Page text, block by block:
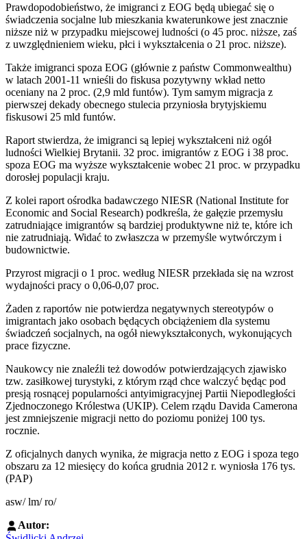
Prawdopodobieństwo, że imigranci z EOG będą ubiegać się o
świadczenia socjalne lub mieszkania kwaterunkowe jest znacznie
niższe niż w przypadku miejscowej ludności (o 45 proc. niższe, zaś
z uwzględnieniem wieku, płci i wykształcenia o 21 proc. niższe).
Także imigranci spoza EOG (głównie z państw Commonwealthu)
w latach 2001-11 wnieśli do fiskusa pozytywny wkład netto
oceniany na 2 proc. (2,9 mld funtów). Tym samym migracja z
pierwszej dekady obecnego stulecia przyniosła brytyjskiemu
fiskusowi 25 mld funtów.
Raport stwierdza, że imigranci są lepiej wykształceni niż ogół
ludności Wielkiej Brytanii. 32 proc. imigrantów z EOG i 38 proc.
spoza EOG ma wyższe wykształcenie wobec 21 proc. w przypadku
dorosłej populacji kraju.
Z kolei raport ośrodka badawczego NIESR (National Institute for
Economic and Social Research) podkreśla, że gałęzie przemysłu
zatrudniające imigrantów są bardziej produktywne niż te, które ich
nie zatrudniają. Widać to zwłaszcza w przemyśle wytwórczym i
budownictwie.
Przyrost migracji o 1 proc. według NIESR przekłada się na wzrost
wydajności pracy o 0,06-0,07 proc.
Żaden z raportów nie potwierdza negatywnych stereotypów o
imigrantach jako osobach będących obciążeniem dla systemu
świadczeń socjalnych, na ogół niewykształconych, wykonujących
prace fizyczne.
Naukowcy nie znaleźli też dowodów potwierdzających zjawisko
tzw. zasiłkowej turystyki, z którym rząd chce walczyć będąc pod
presją rosnącej popularności antyimigracyjnej Partii Niepodległości
Zjednoczonego Królestwa (UKIP). Celem rządu Davida Camerona
jest zmniejszenie migracji netto do poziomu poniżej 100 tys.
rocznie.
Z oficjalnych danych wynika, że migracja netto z EOG i spoza tego
obszaru za 12 miesięcy do końca grudnia 2012 r. wyniosła 176 tys.
(PAP)
asw/ lm/ ro/
Autor: